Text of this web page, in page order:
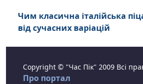
Чим класична італійська
від сучасних варіацій
Copyright © "Час Пік" 2009 Всі
Про портал